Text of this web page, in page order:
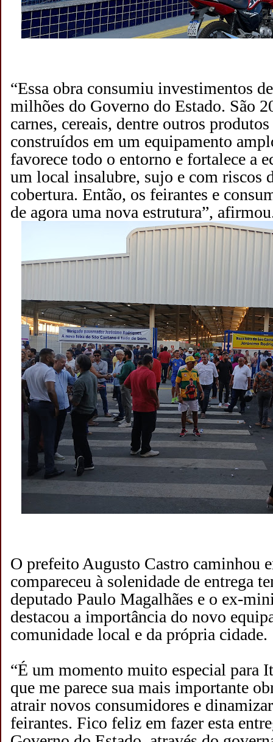
“Essa obra consumiu investimentos
milhões do Governo do Estado. São
carnes, cereais, dentre outros
construídos em um equipamento
favorece todo o entorno e fortalece a
um local insalubre, sujo e com riscos
cobertura. Então, os feirantes e
de agora uma nova estrutura”,
O prefeito Augusto Castro caminhou
compareceu à solenidade de entrega
deputado Paulo Magalhães e o ex-
destacou a importância do novo
comunidade local e da própria cidade.
“É um momento muito especial para
que me parece sua mais importante
atrair novos consumidores e
feirantes. Fico feliz em fazer esta